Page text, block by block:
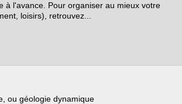
à l'avance. Pour organiser au mieux votre
loisirs), retrouvez...
ou géologie dynamique